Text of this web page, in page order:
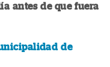
antes de que fuera
de